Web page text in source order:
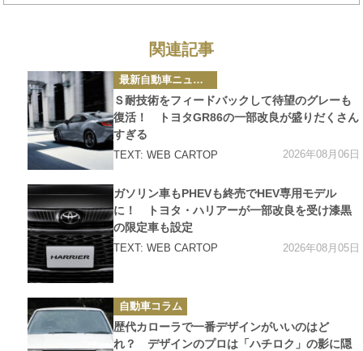
関連記事
カ
テ
ゴ
リ
ー
最新自動車ニュース
Ｓ耐技術をフィードバックして待望のグレーも
復活！ トヨタGR86の一部改良が盛りだくさん
すぎる
TEXT: WEB CARTOP 2026年08月06日
カ
テ
ゴ
リ
ー
ガソリン車もPHEVも終売でHEV専用モデル
に！ トヨタ・ハリアーが一部改良を受け漆黒
の限定車も設定
TEXT: WEB CARTOP 2026年08月05日
カ
テ
ゴ
リ
ー
自動車コラム
歴代カローラで一番デザインがいいのはど
れ？ デザインのプロは「ハチロク」の影に隠